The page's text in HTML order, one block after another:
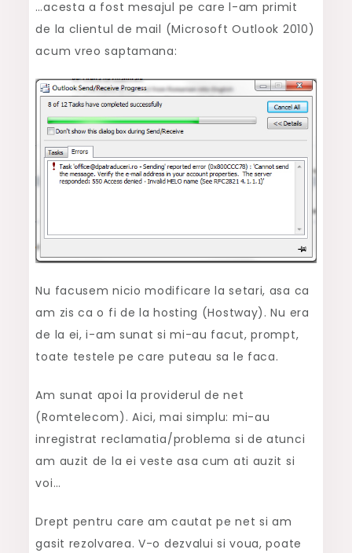
–
Invalid
Name
…acesta a fost mesajul pe care l-am primit
de la clientul de mail (Microsoft Outlook 2010)
acum vreo saptamana:
Nu facusem nicio modificare la setari, asa ca
am zis ca o fi de la hosting (Hostway). Nu era
de la ei, i-am sunat si mi-au facut, prompt,
toate testele pe care puteau sa le faca.
Am sunat apoi la providerul de net
(Romtelecom). Aici, mai simplu: mi-au
inregistrat reclamatia/problema si de atunci
am auzit de la ei veste asa cum ati auzit si
voi…
Drept pentru care am cautat pe net si am
gasit rezolvarea. V-o dezvalui si voua, poate